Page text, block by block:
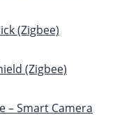
(Zigbee)
(Zigbee)
– Smart Camera